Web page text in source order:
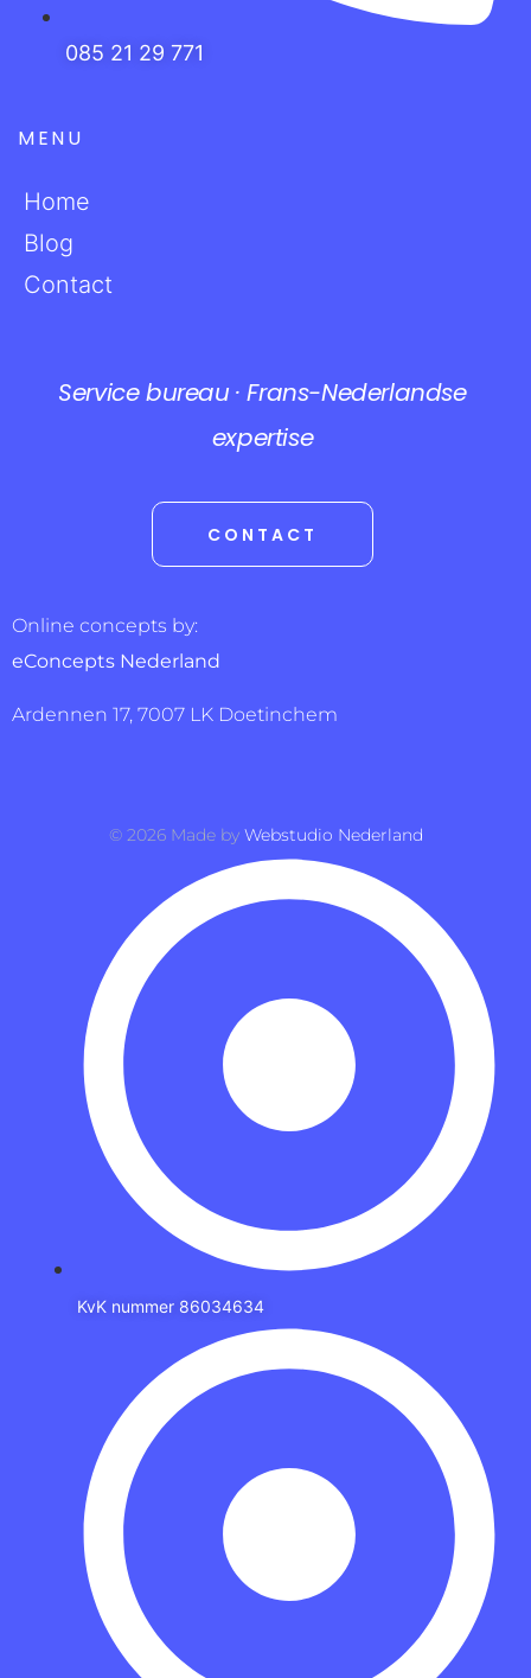
085 21 29 771
MENU
Home
Blog
Contact
Service bureau · Frans-Nederlandse
expertise
CONTACT
Online concepts by:
eConcepts Nederland
Ardennen 17, 7007 LK Doetinchem
© 2026Made by Webstudio Nederland
KvK nummer 86034634